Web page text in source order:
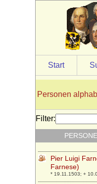
Start
Personen
Filter:
Philippine
* 1527; +
Philippine zu
Philippseich
* 19.02.1798; +
Philippos von
* 02.08.1849; +
Jüngere
* 1487; + 1525
Pier Luigi
* um 1435; + 1487
Pier Luigi
Farnese)
* 19.11.1503; +